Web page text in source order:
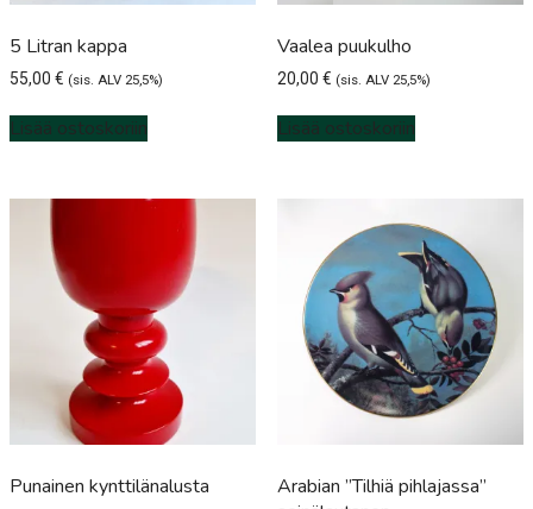
5 Litran kappa
55,00 € (sis. ALV 25,5%)
Lisää ostoskoriin
Vaalea puukulho
20,00 € (sis. ALV 25,5%)
Lisää ostoskoriin
Punainen kynttilänalusta
Arabian ”Tilhiä pihlajassa”